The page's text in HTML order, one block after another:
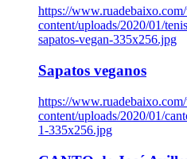
https://
content/uploads/2020/01/
sapatos-vegan-335x256.jpg
Sapatos veganos
https://
content/uploads/2020/01/
1-335x256.jpg